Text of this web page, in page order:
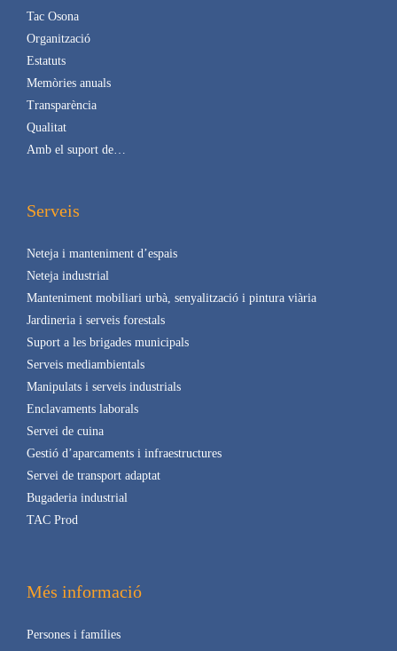
Tac Osona
Organització
Estatuts
Memòries anuals
Transparència
Qualitat
Amb el suport de…
Serveis
Neteja i manteniment d’espais
Neteja industrial
Manteniment mobiliari urbà, senyalització i pintura viària
Jardineria i serveis forestals
Suport a les brigades municipals
Serveis mediambientals
Manipulats i serveis industrials
Enclavaments laborals
Servei de cuina
Gestió d’aparcaments i infraestructures
Servei de transport adaptat
Bugaderia industrial
TAC Prod
Més informació
Persones i famílies